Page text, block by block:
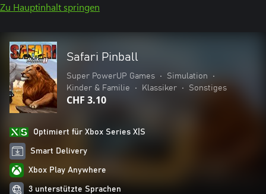
Zu Hauptinhalt springen
Safari Pinball
Super PowerUP Games • Simulation
•
Kinder & Familie
• Klassiker • Sonstiges
CHF 3.10
Optimiert für Xbox Series X|S
Smart Delivery
Xbox Play Anywhere
3 unterstützte Sprachen